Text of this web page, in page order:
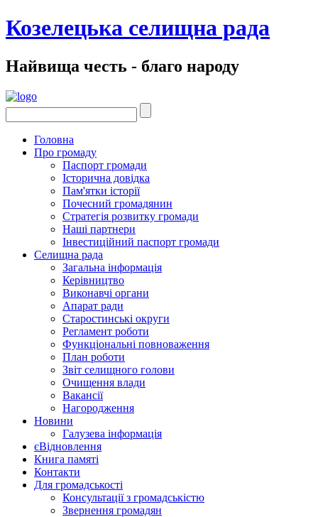
Козелецька селищна рада
Найвища честь - благо народу
Головна
Про громаду
Паспорт громади
Історична довідка
Пам'ятки історії
Почесний громадянин
Стратегія розвитку громади
Наші партнери
Інвестиційний паспорт громади
Селищна рада
Загальна інформація
Керівництво
Виконавчі органи
Апарат ради
Старостинські округи
Регламент роботи
Функціональні повноваження
План роботи
Звіт селищного голови
Очищення влади
Вакансії
Нагородження
Новини
Галузева інформація
єВідновлення
Книга памяті
Контакти
Для громадськості
Консультації з громадськістю
Звернення громадян